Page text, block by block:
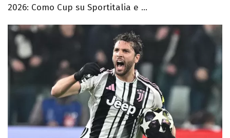
2026: Como Cup su Sportitalia e ...